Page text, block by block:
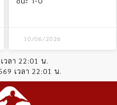
10/06/2026
ลา 22:01 น.
เวลา 22:01 น.